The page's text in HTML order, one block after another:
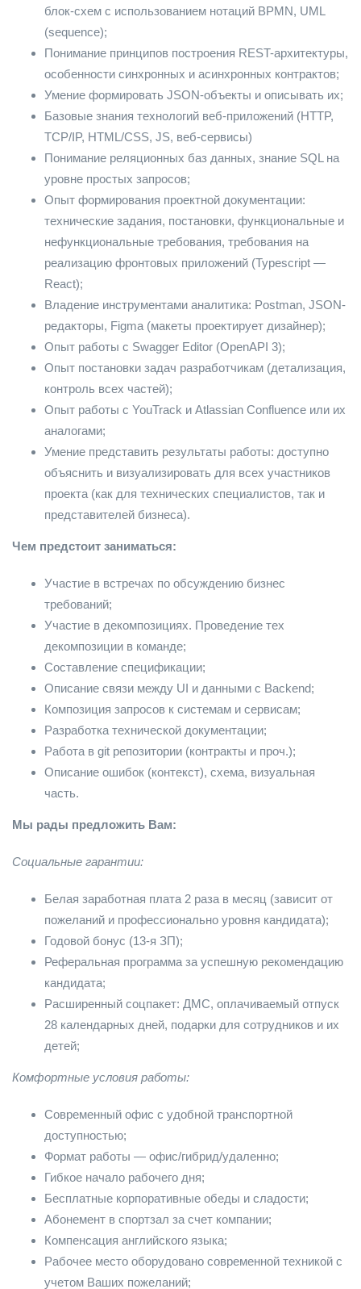
блок-схем с использованием нотаций BPMN, UML
(sequence);
Понимание принципов построения REST-архитектуры,
особенности синхронных и асинхронных контрактов;
Умение формировать JSON-объекты и описывать их;
Базовые знания технологий веб-приложений (HTTP,
TCP/IP, HTML/CSS, JS, веб-сервисы)
Понимание реляционных баз данных, знание SQL на
уровне простых запросов;
Опыт формирования проектной документации:
технические задания, постановки, функциональные и
нефункциональные требования, требования на
реализацию фронтовых приложений (Typescript —
React);
Владение инструментами аналитика: Postman, JSON-
редакторы, Figma (макеты проектирует дизайнер);
Опыт работы с Swagger Editor (OpenAPI 3);
Опыт постановки задач разработчикам (детализация,
контроль всех частей);
Опыт работы с YouTrack и Atlassian Confluence или их
аналогами;
Умение представить результаты работы: доступно
объяснить и визуализировать для всех участников
проекта (как для технических специалистов, так и
представителей бизнеса).
Чем предстоит заниматься:
Участие в встречах по обсуждению бизнес
требований;
Участие в декомпозициях. Проведение тех
декомпозиции в команде;
Составление спецификации;
Описание связи между UI и данными с Backend;
Композиция запросов к системам и сервисам;
Разработка технической документации;
Работа в git репозитории (контракты и проч.);
Описание ошибок (контекст), схема, визуальная
часть.
Мы рады предложить Вам:
Социальные гарантии:
Белая заработная плата 2 раза в месяц (зависит от
пожеланий и профессионально уровня кандидата);
Годовой бонус (13-я ЗП);
Реферальная программа за успешную рекомендацию
кандидата;
Расширенный соцпакет: ДМС, оплачиваемый отпуск
28 календарных дней, подарки для сотрудников и их
детей;
Комфортные условия работы:
Современный офис с удобной транспортной
доступностью;
Формат работы — офис/гибрид/удаленно;
Гибкое начало рабочего дня;
Бесплатные корпоративные обеды и сладости;
Абонемент в спортзал за счет компании;
Компенсация английского языка;
Рабочее место оборудовано современной техникой с
учетом Ваших пожеланий;